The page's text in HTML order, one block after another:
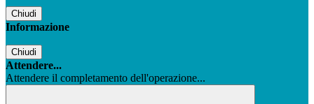
Chiudi
Informazione
Chiudi
Attendere...
Attendere il completamento dell'operazione...